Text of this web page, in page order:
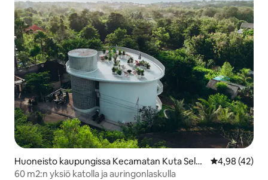
Huoneisto kaupungissa Kecamatan Kuta Selat
an
4,98 (42)
60 m2:n yksiö katolla ja auringonlaskulla